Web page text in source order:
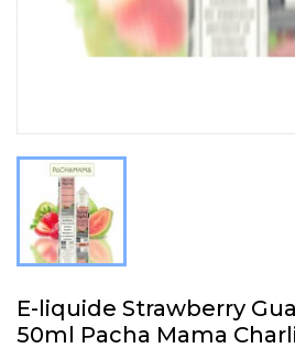
E-liquide Strawberry
50ml Pacha Mama